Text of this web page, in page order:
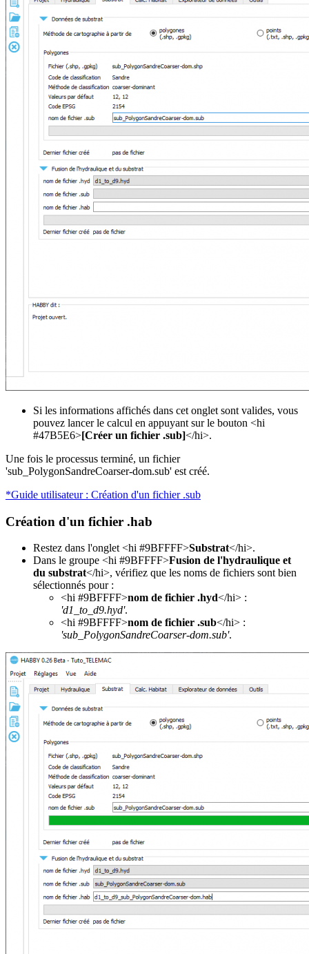
Si les informations affichés dans cet onglet sont valides, vous
pouvez lancer le calcul en appuyant sur le bouton <hi
#47B5E6>[Créer un fichier .sub]</hi>.
Une fois le processus terminé, un fichier
'sub_PolygonSandreCoarser-dom.sub' est créé.
*Guide utilisateur : Création d'un fichier .sub
Création d'un fichier .hab
Restez dans l'onglet <hi #9BFFFF>Substrat</hi>.
Dans le groupe <hi #9BFFFF>Fusion de l'hydraulique et
du substrat</hi>, vérifiez que les noms de fichiers sont bien
sélectionnés pour :
<hi #9BFFFF>nom de fichier .hyd</hi> :
'd1_to_d9.hyd'.
<hi #9BFFFF>nom de fichier .sub</hi> :
'sub_PolygonSandreCoarser-dom.sub'.